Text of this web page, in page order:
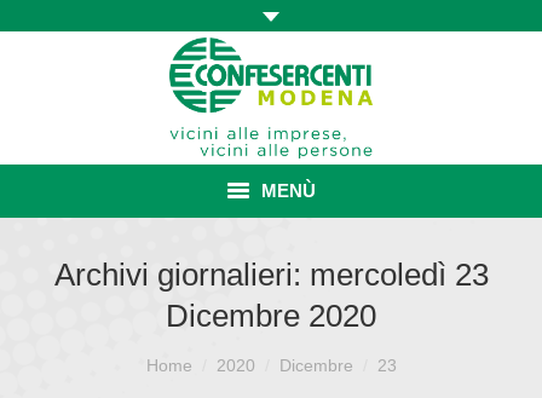
MENÙ
ASSOCIAZIONE
ISCRIZIONE E VANTAGGI
Archivi giornalieri: mercoledì 23
Dicembre 2020
Home 2020 Dicembre 23